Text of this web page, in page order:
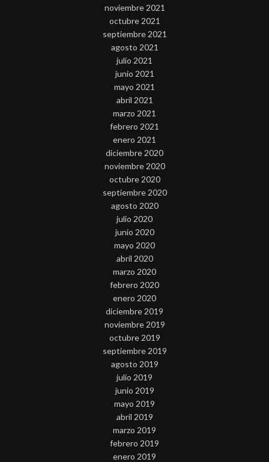
noviembre 2021
octubre 2021
septiembre 2021
agosto 2021
julio 2021
junio 2021
mayo 2021
abril 2021
marzo 2021
febrero 2021
enero 2021
diciembre 2020
noviembre 2020
octubre 2020
septiembre 2020
agosto 2020
julio 2020
junio 2020
mayo 2020
abril 2020
marzo 2020
febrero 2020
enero 2020
diciembre 2019
noviembre 2019
octubre 2019
septiembre 2019
agosto 2019
julio 2019
junio 2019
mayo 2019
abril 2019
marzo 2019
febrero 2019
enero 2019